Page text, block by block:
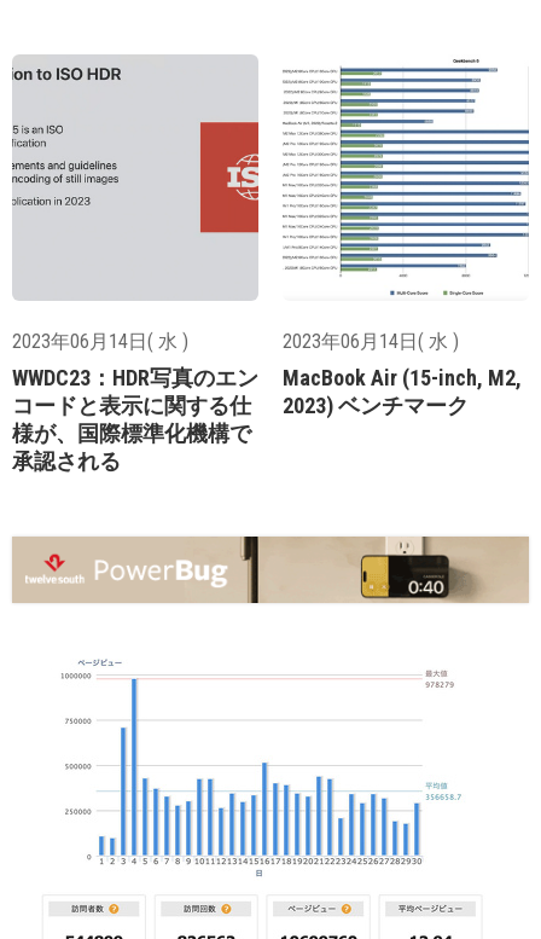
2023年06月14日( 水 )
WWDC23：HDR写真のエン
コードと表示に関する仕
様が、国際標準化機構で
承認される
2023年06月14日( 水 )
MacBook Air (15-inch, M2,
2023) ベンチマーク